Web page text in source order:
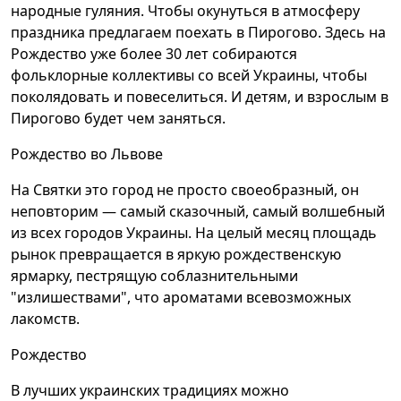
народные гуляния. Чтобы окунуться в атмосферу
праздника предлагаем поехать в Пирогово. Здесь на
Рождество уже более 30 лет собираются
фольклорные коллективы со всей Украины, чтобы
поколядовать и повеселиться. И детям, и взрослым в
Пирогово будет чем заняться.
Рождество во Львове
На Святки это город не просто своеобразный, он
неповторим — самый сказочный, самый волшебный
из всех городов Украины. На целый месяц площадь
рынок превращается в яркую рождественскую
ярмарку, пестрящую соблазнительными
"излишествами", что ароматами всевозможных
лакомств.
Рождество
В лучших украинских традициях можно